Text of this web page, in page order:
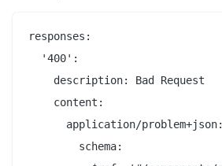
responses:
  '400':
    description: Bad Request
    content:
      application/problem+json:
        schema: